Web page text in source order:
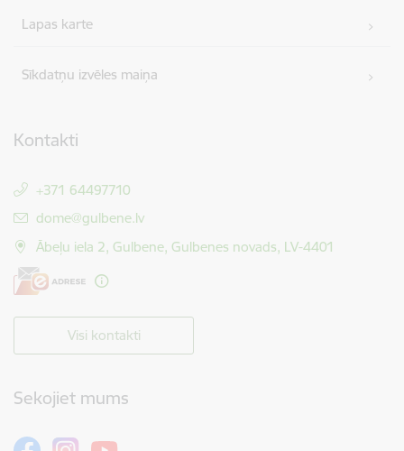
Lapas karte
Sīkdatņu izvēles maiņa
Kontakti
+371 64497710
E-pasts:
dome@gulbene.lv
Ābeļu iela 2, Gulbene, Gulbenes novads, LV-4401
Visi kontakti
Sekojiet mums